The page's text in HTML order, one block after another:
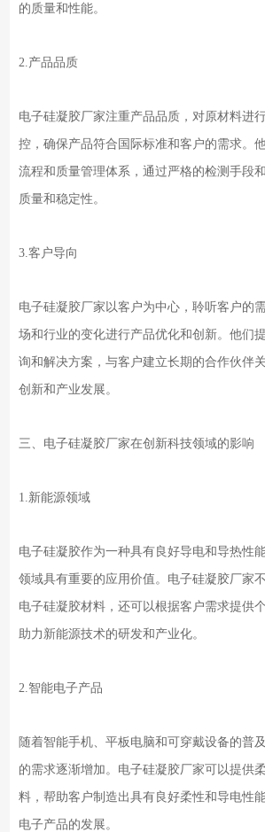
的质量和性能。
2.产品品质
电子硅凝胶厂家注重产品品质，对原材料进
控，确保产品符合国际标准和客户的需求。
流程和质量管理体系，通过严格的检测手段
质量和稳定性。
3.客户导向
电子硅凝胶厂家以客户为中心，聆听客户的
场和行业的变化进行产品优化和创新。他们
询和解决方案，与客户建立长期的合作伙伴
创新和产业发展。
三、电子硅凝胶厂家在创新科技领域的影响
1.新能源领域
电子硅凝胶作为一种具有良好导电和导热性
领域具有重要的应用价值。电子硅凝胶厂家
电子硅凝胶材料，还可以根据客户需求提供
助力新能源技术的研发和产业化。
2.智能电子产品
随着智能手机、平板电脑和可穿戴设备的普
的需求逐渐增加。电子硅凝胶厂家可以提供
料，帮助客户制造出具有良好柔性和导电性
电子产品的发展。